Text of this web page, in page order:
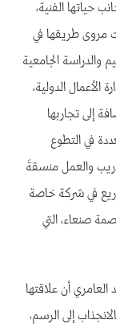
حياتها الفنية،
طريقها في
والدراسة الجامعية
الأعمال الدولية،
إلى تجاربها
في التطوع
والعمل منسقةَ
في شركة خاصة
صنعاء، التي
العامري أن علاقتها
إلى الرسم،